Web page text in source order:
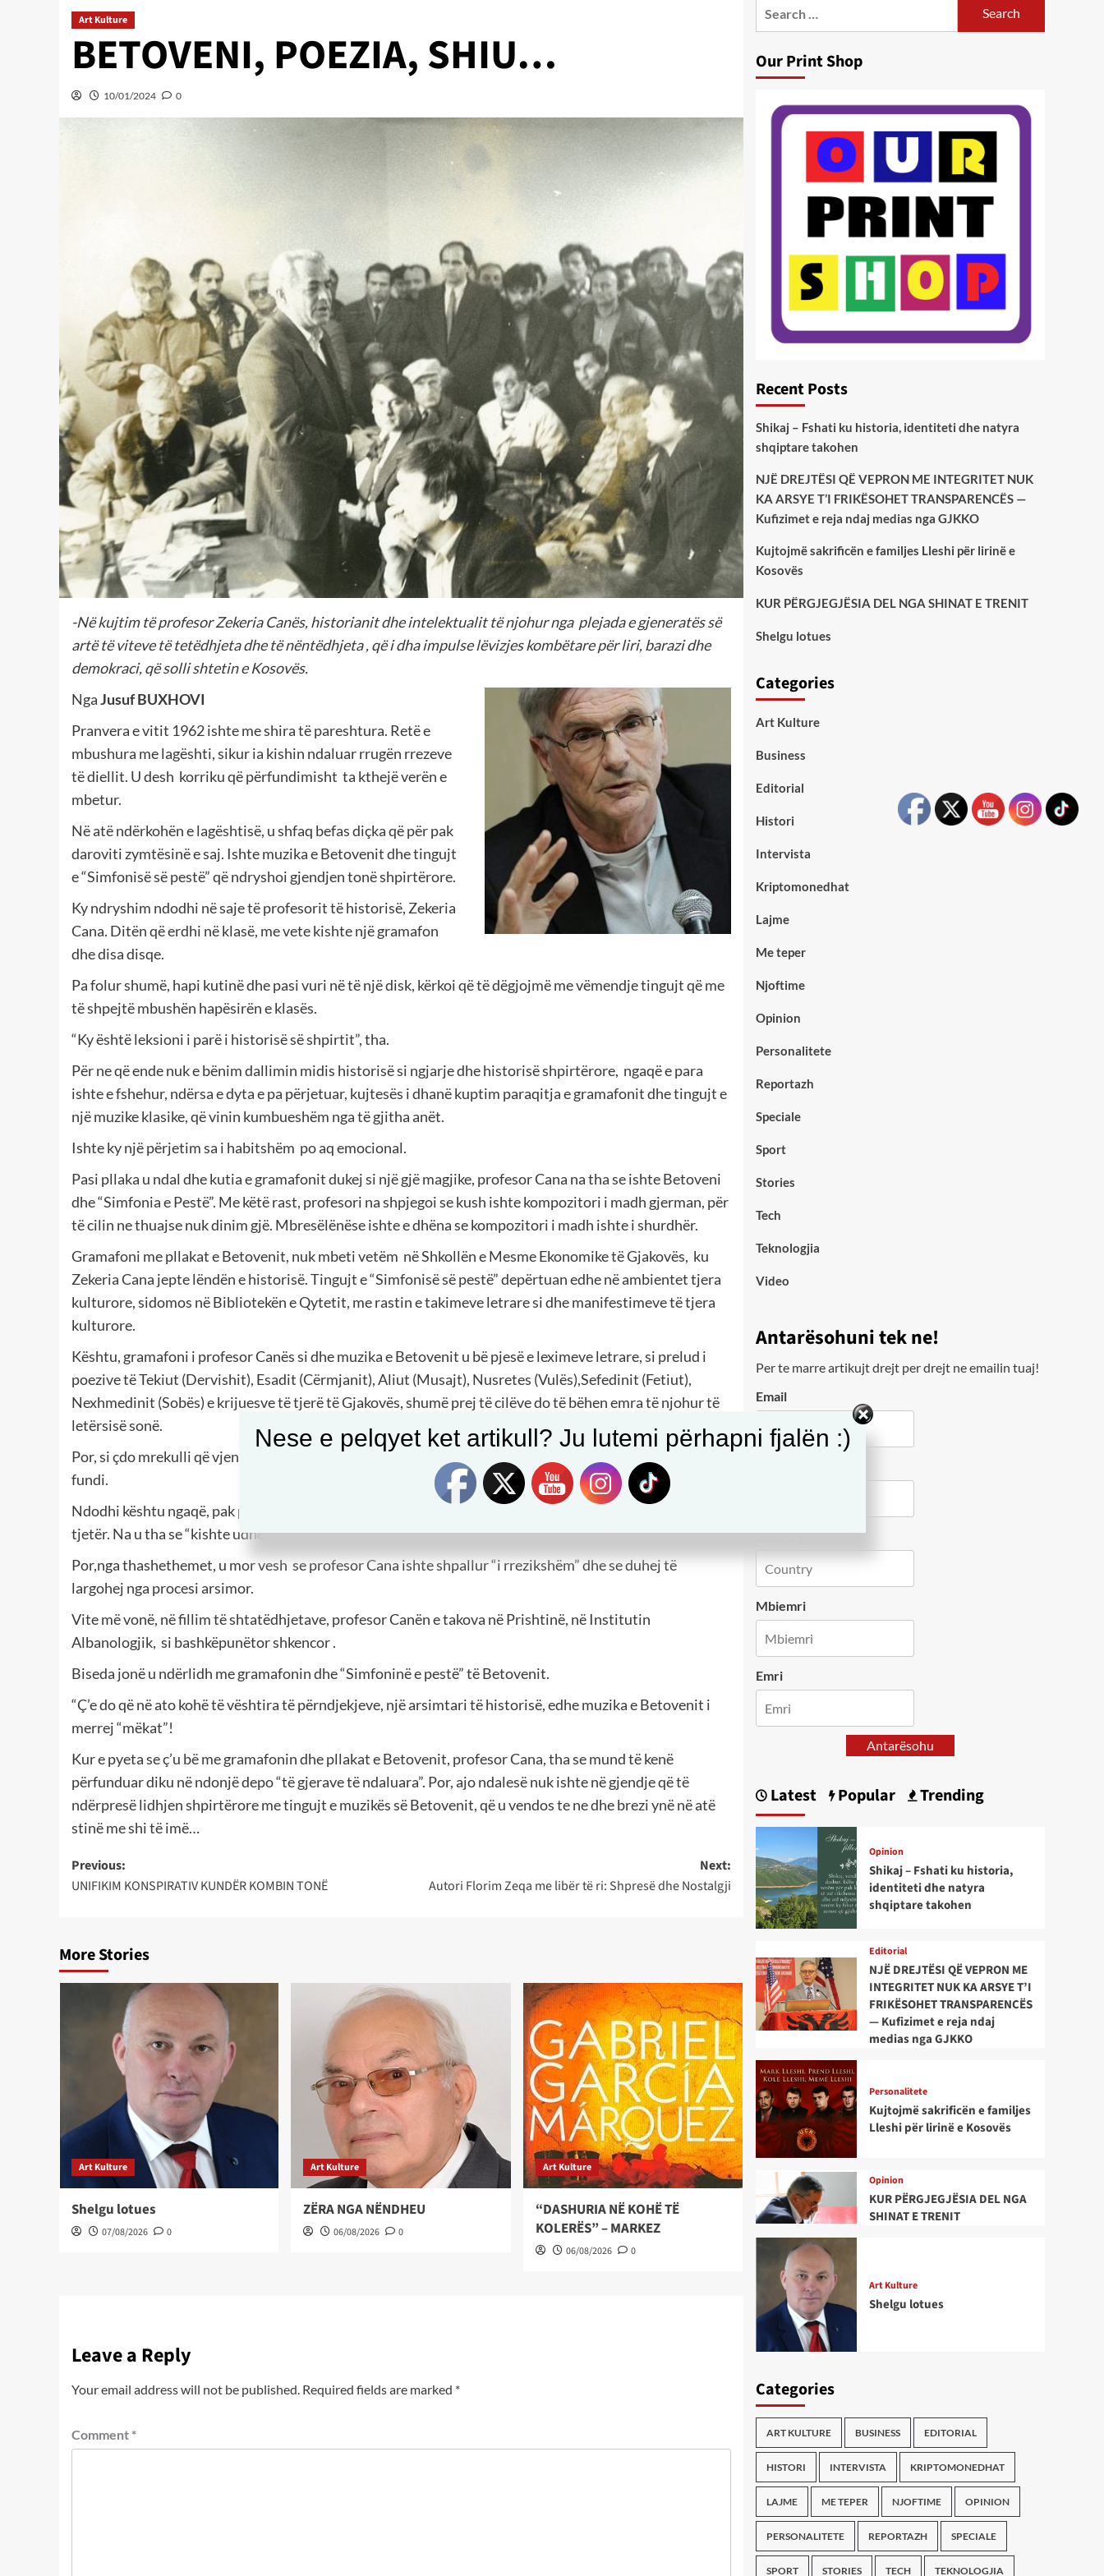
Art Kulture
BETOVENI, POEZIA, SHIU…
10/01/2024 0
-Në kujtim të profesor Zekeria Canës, historianit dhe intelektualit të njohur nga plejada e gjeneratës së
artë të viteve të tetëdhjeta dhe të nëntëdhjeta , që i dha impulse lëvizjes kombëtare për liri, barazi dhe
demokraci, që solli shtetin e Kosovës.
NgaJusuf BUXHOVI
Pranvera e vitit 1962 ishte me shira të pareshtura. Retë e
mbushura me lagështi, sikur ia kishin ndaluar rrugën rrezeve
të diellit. U desh korriku që përfundimisht ta kthejë verën e
mbetur.
Në atë ndërkohën e lagështisë, u shfaq befas diçka që për pak
daroviti zymtësinë e saj. Ishte muzika e Betovenit dhe tingujt
e “Simfonisë së pestë” që ndryshoi gjendjen tonë shpirtërore.
Ky ndryshim ndodhi në saje të profesorit të historisë, Zekeria
Cana. Ditën që erdhi në klasë, me vete kishte një gramafon
dhe disa disqe.
Pa folur shumë, hapi kutinë dhe pasi vuri në të një disk, kërkoi që të dëgjojmë me vëmendje tingujt që me
të shpejtë mbushën hapësirën e klasës.
“Ky është leksioni i parë i historisë së shpirtit”, tha.
Për ne që ende nuk e bënim dallimin midis historisë si ngjarje dhe historisë shpirtërore, ngaqë e para
ishte e fshehur, ndërsa e dyta e pa përjetuar, kujtesës i dhanë kuptim paraqitja e gramafonit dhe tingujt e
një muzike klasike, që vinin kumbueshëm nga të gjitha anët.
Ishte ky një përjetim sa i habitshëm po aq emocional.
Pasi pllaka u ndal dhe kutia e gramafonit dukej si një gjë magjike, profesor Cana na tha se ishte Betoveni
dhe “Simfonia e Pestë”. Me këtë rast, profesori na shpjegoi se kush ishte kompozitori i madh gjerman, për
të cilin ne thuajse nuk dinim gjë. Mbresëlënëse ishte e dhëna se kompozitori i madh ishte i shurdhër.
Gramafoni me pllakat e Betovenit, nuk mbeti vetëm në Shkollën e Mesme Ekonomike të Gjakovës, ku
Zekeria Cana jepte lëndën e historisë. Tingujt e “Simfonisë së pestë” depërtuan edhe në ambientet tjera
kulturore, sidomos në Bibliotekën e Qytetit, me rastin e takimeve letrare si dhe manifestimeve të tjera
kulturore.
Kështu, gramafoni i profesor Canës si dhe muzika e Betovenit u bë pjesë e leximeve letrare, si prelud i
poezive të Tekiut (Dervishit), Esadit (Cërmjanit), Aliut (Musajt), Nusretes (Vulës),Sefedinit (Fetiut),
Nexhmedinit (Sobës) e krijuesve të tjerë të Gjakovës, shumë prej të cilëve do të bëhen emra të njohur të
letërsisë sonë.
Por, si çdo mrekulli që vjen befas dhe befas largohet, edhe gramafonit me pllakat e Betovenit, i erdh
fundi.
Ndodhi kështu ngaqë, pak pa mbaruar viti, profesorit sikur i humbën gjurmët. U zëvendësua nga një
tjetër. Na u tha se “kishte udhëtuar dika”.
Por,nga thashethemet, u mor vesh se profesor Cana ishte shpallur “i rrezikshëm” dhe se duhej të
largohej nga procesi arsimor.
Vite më vonë, në fillim të shtatëdhjetave, profesor Canën e takova në Prishtinë, në Institutin
Albanologjik, si bashkëpunëtor shkencor .
Biseda jonë u ndërlidh me gramafonin dhe “Simfoninë e pestë” të Betovenit.
“Ç’e do që në ato kohë të vështira të përndjekjeve, një arsimtari të historisë, edhe muzika e Betovenit i
merrej “mëkat”!
Kur e pyeta se ç’u bë me gramafonin dhe pllakat e Betovenit, profesor Cana, tha se mund të kenë
përfunduar diku në ndonjë depo “të gjerave të ndaluara”. Por, ajo ndalesë nuk ishte në gjendje që të
ndërpresë lidhjen shpirtërore me tingujt e muzikës së Betovenit, që u vendos te ne dhe brezi ynë në atë
stinë me shi të imë…
Post
navigation
Previous:
UNIFIKIM KONSPIRATIV KUNDËR KOMBIN TONË
Next:
Autori Florim Zeqa me libër të ri: Shpresë dhe Nostalgji
More Stories
Art Kulture
Shelgu lotues
07/08/2026 0
Art Kulture
ZËRA NGA NËNDHEU
06/08/2026 0
Art Kulture
“DASHURIA NË KOHË TË
KOLERËS” – MARKEZ
06/08/2026 0
Leave a Reply
Your email address will not be published. Required fields are marked *
Comment *
Our Print Shop
Recent Posts
Shikaj – Fshati ku historia, identiteti dhe natyra
shqiptare takohen
NJË DREJTËSI QË VEPRON ME INTEGRITET NUK
KA ARSYE T’I FRIKËSOHET TRANSPARENCËS —
Kufizimet e reja ndaj medias nga GJKKO
Kujtojmë sakrificën e familjes Lleshi për lirinë e
Kosovës
KUR PËRGJEGJËSIA DEL NGA SHINAT E TRENIT
Shelgu lotues
Categories
Art Kulture
Business
Editorial
Histori
Intervista
Kriptomonedhat
Lajme
Me teper
Njoftime
Opinion
Personalitete
Reportazh
Speciale
Sport
Stories
Tech
Teknologjia
Video
Antarësohuni tek ne!
Per te marre artikujt drejt per drejt ne emailin tuaj!
Email
Country
Mbiemri
Emri
Antarësohu
Latest Popular Trending
Opinion
Shikaj – Fshati ku historia,
identiteti dhe natyra
shqiptare takohen
Editorial
NJË DREJTËSI QË VEPRON ME
INTEGRITET NUK KA ARSYE T’I
FRIKËSOHET TRANSPARENCËS
— Kufizimet e reja ndaj
medias nga GJKKO
Personalitete
Kujtojmë sakrificën e familjes
Lleshi për lirinë e Kosovës
Opinion
KUR PËRGJEGJËSIA DEL NGA
SHINAT E TRENIT
Art Kulture
Shelgu lotues
Categories
ART KULTURE BUSINESS EDITORIAL
HISTORI INTERVISTA KRIPTOMONEDHAT
LAJME ME TEPER NJOFTIME OPINION
PERSONALITETE REPORTAZH SPECIALE
SPORT STORIES TECH TEKNOLOGJIA
Nese e pelqyet ket artikull? Ju lutemi përhapni fjalën :)